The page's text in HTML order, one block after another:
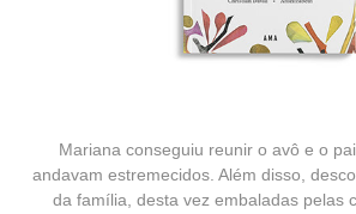
Mariana conseguiu reunir o avô e o
andavam estremecidos. Além disso,
da família, desta vez embaladas pelas